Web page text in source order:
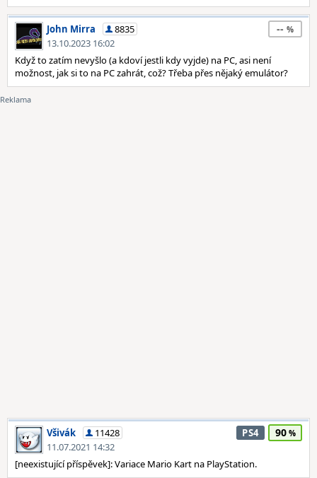
John Mirra
8835
13.10.2023 16:02
--
Když to zatím nevyšlo (a kdoví jestli kdy vyjde) na PC, asi není
možnost, jak si to na PC zahrát, což? Třeba přes nějaký emulátor?
Všivák
11428
11.07.2021 14:32
PS4 90
[neexistující příspěvek]: Variace Mario Kart na PlayStation.